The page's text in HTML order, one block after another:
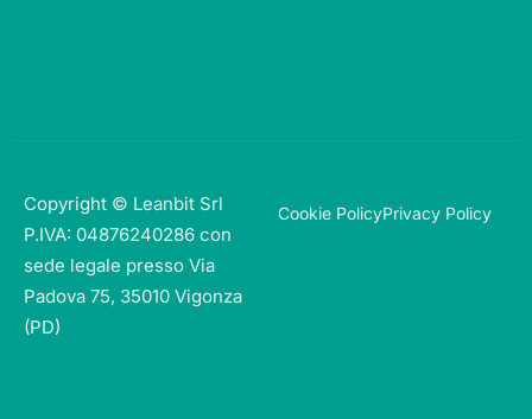
Copyright © Leanbit Srl
P.IVA: 04876240286 con
sede legale presso Via
Padova 75, 35010 Vigonza
(PD)
Cookie PolicyPrivacy Policy